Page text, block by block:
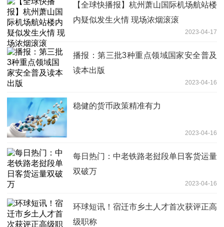
【全球快播报】杭州萧山国际机场航站楼
内疑似发生火情 现场浓烟滚滚
2023-04-17
播报：第三批3种重点领域国家安全普及
读本出版
2023-04-16
稳健的货币政策精准有力
2023-04-16
每日热门：中老铁路老挝段单日客货运量
双破万
2023-04-16
环球短讯！宿迁市乡土人才首次获评正高
级职称